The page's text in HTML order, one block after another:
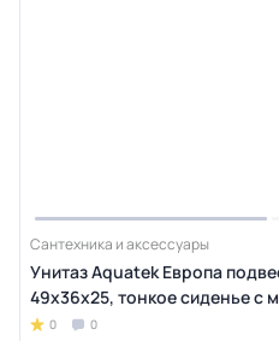
Сантехника и аксессуары
Унитаз Aquatek Европа
49х36х25, тонкое сиденье с
0 0